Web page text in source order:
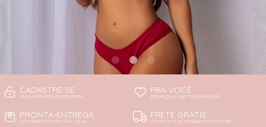
CADASTRE-SE
SEJA UMA REVENDEDORA
PRA VOCÊ
PEÇAS QUE SÃO TENDÊNCIAS!
PRONTA-ENTREGA
DA FÁBRICA PARA SUA LOJA
FRETE GRÁTIS
CONSULTE AS NOSSAS CONDIÇÕES